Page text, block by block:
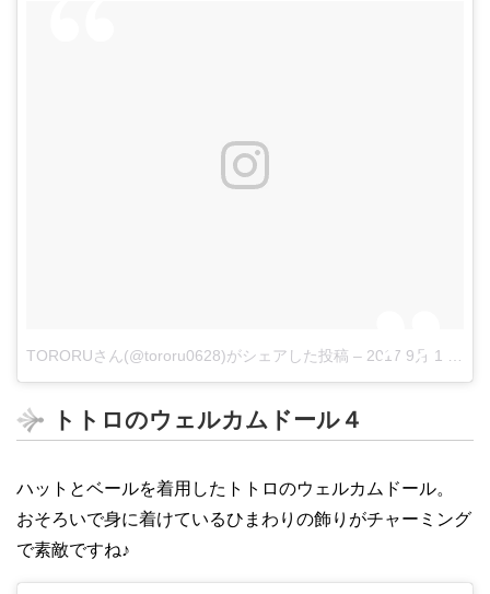
TORORUさん(@tororu0628)がシェアした投稿 – 2017 9月 1 12:23午前 PDT
トトロのウェルカムドール４
ハットとベールを着用したトトロのウェルカムドール。
おそろいで身に着けているひまわりの飾りがチャーミング
で素敵ですね♪